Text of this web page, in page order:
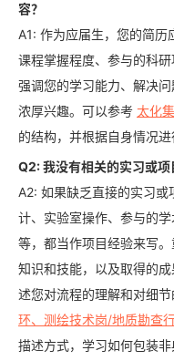
容？
A1: 作为应届生，您的简历
课程掌握程度、参与的科研
强调您的学习能力、解决
浓厚兴趣。可以参考 太化
的结构，并根据自身情况进
Q2: 我没有相关的实习或项
A2: 如果缺乏直接的实习
计、实验室操作、参与的
等，都当作项目经验来写
知识和技能，以及取得的
述您对流程的理解和对细
环、测绘技术岗/地质勘查
描述方式，学习如何包装非